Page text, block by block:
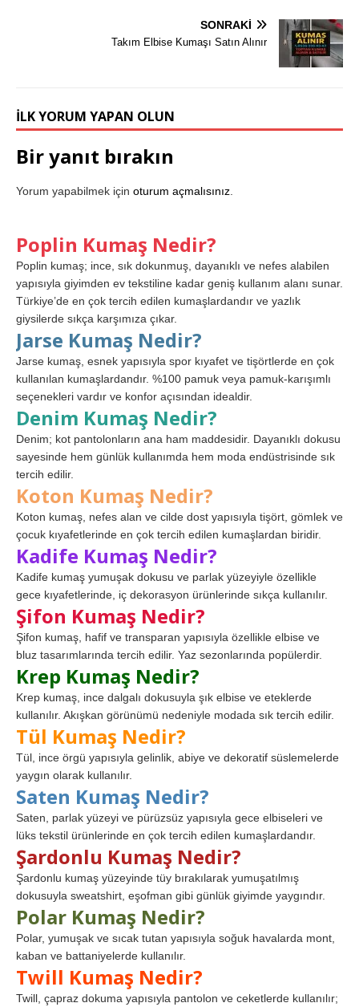
SONRAKI
Takım Elbise Kumaşı Satın Alınır
İLK YORUM YAPAN OLUN
Bir yanıt bırakın
Yorum yapabilmek için oturum açmalısınız
Poplin Kumaş Nedir?
Poplin kumaş; ince, sık dokunmuş, dayanıklı ve nefes alabilen
yapısıyla giyimden ev tekstiline kadar geniş kullanım alanı sunar.
Türkiye’de en çok tercih edilen kumaşlardandır ve yazlık
giysilerde sıkça karşımıza çıkar.
Jarse Kumaş Nedir?
Jarse kumaş, esnek yapısıyla spor kıyafet ve tişörtlerde en çok
kullanılan kumaşlardandır. %100 pamuk veya pamuk-karışımlı
seçenekleri vardır ve konfor açısından idealdir.
Denim Kumaş Nedir?
Denim; kot pantolonların ana ham maddesidir. Dayanıklı dokusu
sayesinde hem günlük kullanımda hem moda endüstrisinde sık
tercih edilir.
Koton Kumaş Nedir?
Koton kumaş, nefes alan ve cilde dost yapısıyla tişört, gömlek ve
çocuk kıyafetlerinde en çok tercih edilen kumaşlardan biridir.
Kadife Kumaş Nedir?
Kadife kumaş yumuşak dokusu ve parlak yüzeyiyle özellikle
gece kıyafetlerinde, iç dekorasyon ürünlerinde sıkça kullanılır.
Şifon Kumaş Nedir?
Şifon kumaş, hafif ve transparan yapısıyla özellikle elbise ve
bluz tasarımlarında tercih edilir. Yaz sezonlarında popülerdir.
Krep Kumaş Nedir?
Krep kumaş, ince dalgalı dokusuyla şık elbise ve eteklerde
kullanılır. Akışkan görünümü nedeniyle modada sık tercih edilir.
Tül Kumaş Nedir?
Tül, ince örgü yapısıyla gelinlik, abiye ve dekoratif süslemelerde
yaygın olarak kullanılır.
Saten Kumaş Nedir?
Saten, parlak yüzeyi ve pürüzsüz yapısıyla gece elbiseleri ve
lüks tekstil ürünlerinde en çok tercih edilen kumaşlardandır.
Şardonlu Kumaş Nedir?
Şardonlu kumaş yüzeyinde tüy bırakılarak yumuşatılmış
dokusuyla sweatshirt, eşofman gibi günlük giyimde yaygındır.
Polar Kumaş Nedir?
Polar, yumuşak ve sıcak tutan yapısıyla soğuk havalarda mont,
kaban ve battaniyelerde kullanılır.
Twill Kumaş Nedir?
Twill, çapraz dokuma yapısıyla pantolon ve ceketlerde kullanılır;